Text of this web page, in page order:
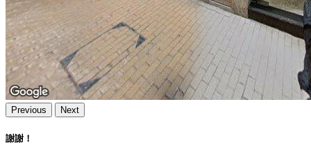
Previous Next
謝謝！